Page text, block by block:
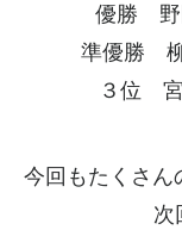
優勝
準優勝
３位
今回もたくさん
次